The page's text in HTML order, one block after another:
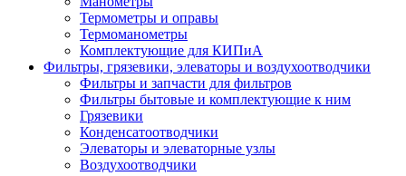
Термометры и оправы
Термоманометры
Комплектующие для КИПиА
Фильтры, грязевики, элеваторы и воздухоотводчики
Фильтры и запчасти для фильтров
Фильтры бытовые и комплектующие к ним
Грязевики
Конденсатоотводчики
Элеваторы и элеваторные узлы
Воздухоотводчики